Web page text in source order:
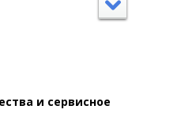
и сервисное